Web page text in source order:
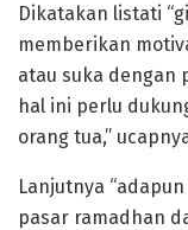
Dikatakan listati
memberikan
atau suka dengan
hal ini perlu
orang tua,”
Lanjutnya
pasar ramadhan